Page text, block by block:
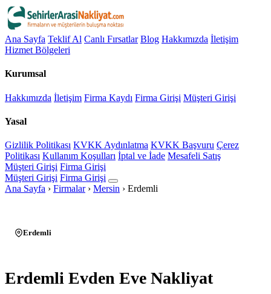
Ana Sayfa Teklif Al Canlı Fırsatlar Blog Hakkımızda İletişim
Hizmet Bölgeleri
Kurumsal
Hakkımızda İletişim Firma Kaydı Firma Girişi Müşteri Girişi
Yasal
Gizlilik Politikası KVKK Aydınlatma KVKK Başvuru Çerez
Politikası Kullanım Koşulları İptal ve İade Mesafeli Satış
Müşteri Girişi Firma Girişi
Müşteri Girişi Firma Girişi
Ana Sayfa › Firmalar › Mersin › Erdemli
Erdemli
Erdemli Evden Eve Nakliyat